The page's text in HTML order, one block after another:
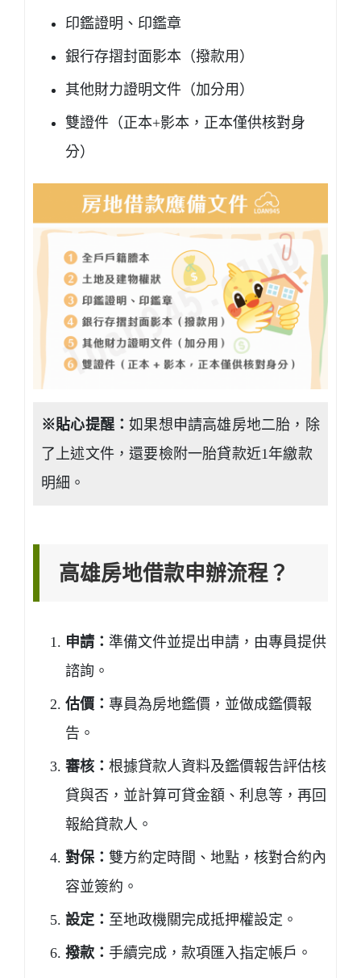
印鑑證明、印鑑章
銀行存摺封面影本（撥款用）
其他財力證明文件（加分用）
雙證件（正本+影本，正本僅供核對身
分）
※貼心提醒：如果想申請高雄房地二胎，除
了上述文件，還要檢附一胎貸款近1年繳款
明細。
高雄房地借款申辦流程？
申請： 準備文件並提出申請，由專員提供
諮詢。
估價： 專員為房地鑑價，並做成鑑價報
告。
審核： 根據貸款人資料及鑑價報告評估核
貸與否，並計算可貸金額、利息等，再回
報給貸款人。
對保： 雙方約定時間、地點，核對合約內
容並簽約。
設定： 至地政機關完成抵押權設定。
撥款： 手續完成，款項匯入指定帳戶。